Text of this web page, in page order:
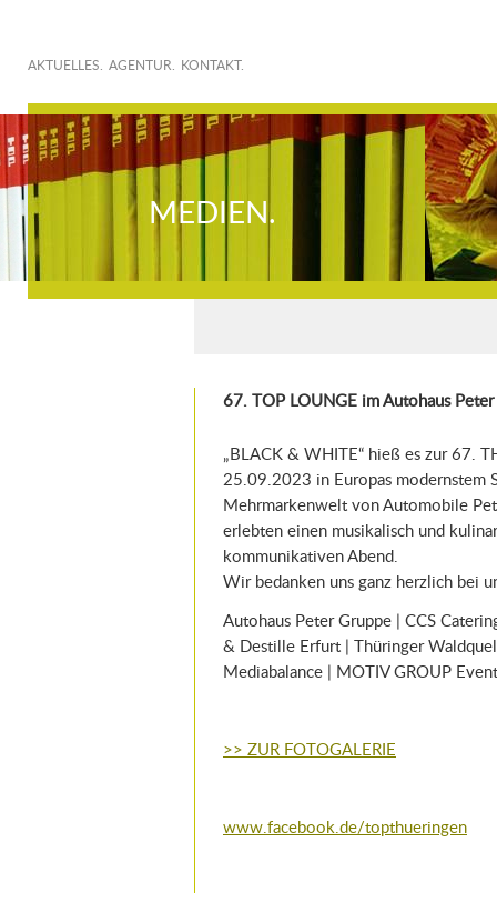
AKTUELLES. AGENTUR. KONTAKT.
MEDIEN.
67. TOP LOUNGE im Autohaus
„BLACK & WHITE“ hieß es zur 67.
25.09.2023 in Europas modernstem
Mehrmarkenwelt von Automobile
erlebten einen musikalisch und
kommunikativen Abend.
Wir bedanken uns ganz herzlich bei
Autohaus Peter Gruppe | CCS
& Destille Erfurt | Thüringer
Mediabalance | MOTIV GROUP
>> ZUR FOTOGALERIE
www.facebook.de/topthueringen